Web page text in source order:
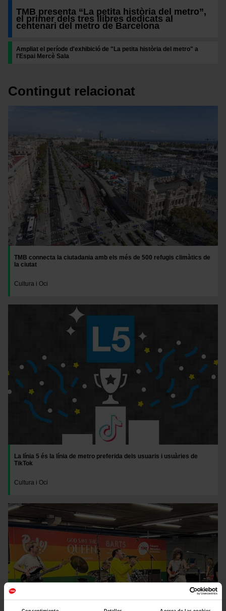
TMB presenta “La petita història del metro”,
el primer dels tres llibres dedicats al
centenari del metro de Barcelona
Ampliat el període d'exhibició de "La petita història del metro" a
l'Espai Mercè Sala
Contingut relacionat
TMB connecta la ciutadania amb els més de 500 refugis climàtics de
la ciutat
Cultura i Oci
La línia 5 és la línia de metro preferida dels usuaris i usuàries de
TikTok
Cultura i Oci
Imatge